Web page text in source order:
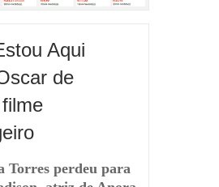
Aqui
de
Torres perdeu para